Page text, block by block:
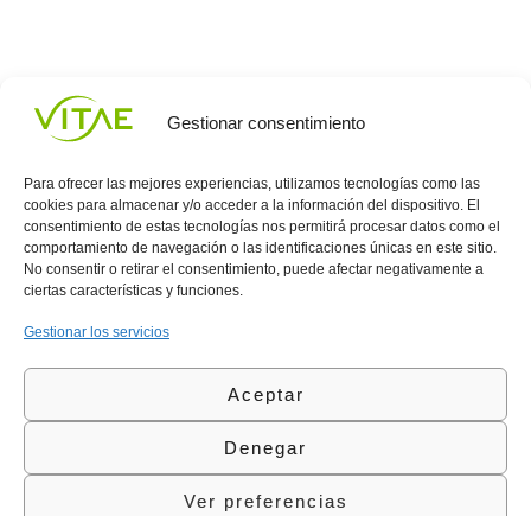
Gestionar consentimiento
Para ofrecer las mejores experiencias, utilizamos tecnologías como las
cookies para almacenar y/o acceder a la información del dispositivo. El
consentimiento de estas tecnologías nos permitirá procesar datos como el
comportamiento de navegación o las identificaciones únicas en este sitio.
No consentir o retirar el consentimiento, puede afectar negativamente a
ciertas características y funciones.
Gestionar los servicios
Aceptar
Denegar
Ver preferencias
Conocenos
Vitae
l
Área
Política
de
Política
Calidad
(+34)
935
©Vitae Health Innovation S.L. Todos los derechos